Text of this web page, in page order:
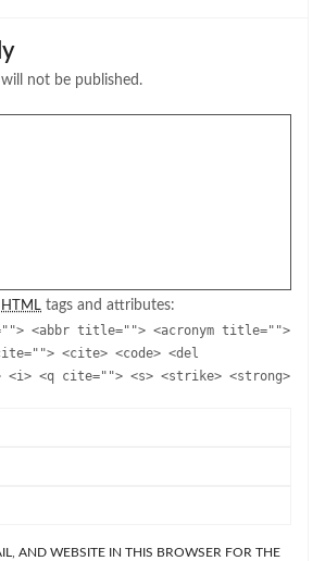
not be published.
HTML tags and attributes:
<abbr title=""> <acronym title="">
<cite> <code> <del
<i> <q cite=""> <s> <strike> <strong>
AND WEBSITE IN THIS BROWSER FOR THE